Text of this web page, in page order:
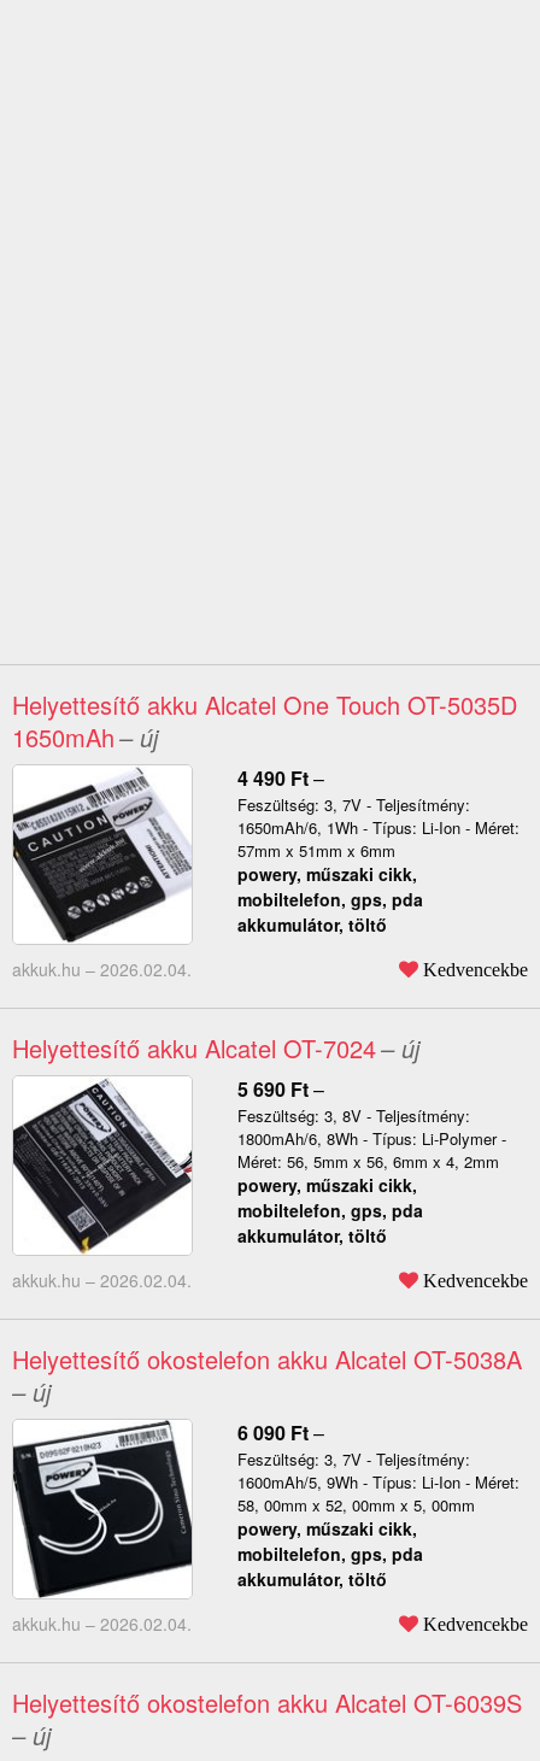
Helyettesítő akku Alcatel One Touch OT-5035D
1650mAh– új
4 490 Ft–
Feszültség: 3, 7V - Teljesítmény:
1650mAh/6, 1Wh - Típus: Li-Ion - Méret:
57mm x 51mm x 6mm
powery, műszaki cikk,
mobiltelefon, gps, pda
akkumulátor, töltő
akkuk.hu – 2026.02.04. Kedvencekbe
Helyettesítő akku Alcatel OT-7024– új
5 690 Ft–
Feszültség: 3, 8V - Teljesítmény:
1800mAh/6, 8Wh - Típus: Li-Polymer -
Méret: 56, 5mm x 56, 6mm x 4, 2mm
powery, műszaki cikk,
mobiltelefon, gps, pda
akkumulátor, töltő
akkuk.hu – 2026.02.04. Kedvencekbe
Helyettesítő okostelefon akku Alcatel OT-5038A
– új
6 090 Ft–
Feszültség: 3, 7V - Teljesítmény:
1600mAh/5, 9Wh - Típus: Li-Ion - Méret:
58, 00mm x 52, 00mm x 5, 00mm
powery, műszaki cikk,
mobiltelefon, gps, pda
akkumulátor, töltő
akkuk.hu – 2026.02.04. Kedvencekbe
Helyettesítő okostelefon akku Alcatel OT-6039S
– új